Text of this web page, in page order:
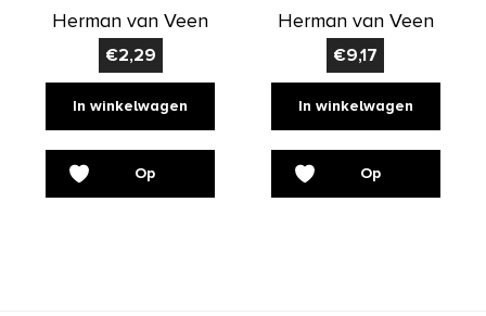
Herman van Veen
€2,29
In winkelwagen
Op
Herman van Veen
€9,17
In winkelwagen
Op